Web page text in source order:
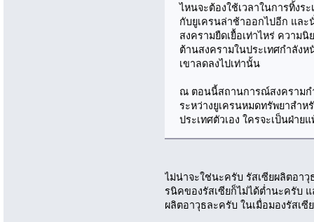
ไหนจะต้องใช้เวลาในการทิ้งร
กับยูเครนล่าช้าออกไปอีก และ
สงครามยืดเยื้อเท่าไหร่ ความ
ต้านสงครามในประเทศกำลัง
เขาลดลงไปเท่านั้น
ณ ตอนนี้สถานการณ์สงครามก
ระหว่างยูเครนหมดทรัพยาสำ
ประเทศตัวเอง ใครจะเป็นฝ่าย
ไม่น่าจะใช่นะครับ รัสเซียผลิตอา
รนิคของรัสเซียก็ไม่ได้ต่ำนะครับ
ผลิตอาวุธละครับ ในเมื่อมองรัสเซี